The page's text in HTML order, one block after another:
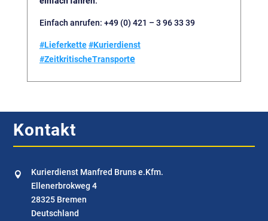
Einfach anrufen: +49 (0) 421 – 3 96 33 39
#Lieferkette #Kurierdienst
#ZeitkritischeTransporte
Kontakt

Kurierdienst Manfred Bruns e.Kfm.
Ellenerbrokweg 4
28325 Bremen
Deutschland